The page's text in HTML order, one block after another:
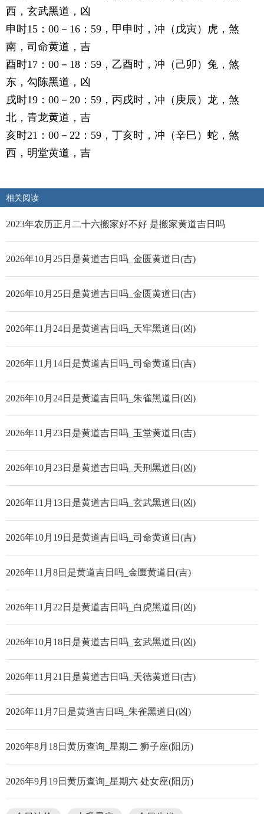
西，玄武黑道，凶
申时15：00－16：59，甲申时，冲（戊寅）虎，煞
南，司命黄道，吉
酉时17：00－18：59，乙酉时，冲（己卯）兔，煞
东，勾陈黑道，凶
戌时19：00－20：59，丙戌时，冲（庚辰）龙，煞
北，青龙黄道，吉
亥时21：00－22：59，丁亥时，冲（辛巳）蛇，煞
西，明堂黄道，吉
相关阅读
2023年农历正月二十六搬家好不好 是搬家黄道吉日吗
2026年10月25日是黄道吉日吗_金匮黄道日(吉)
2026年10月25日是黄道吉日吗_金匮黄道日(吉)
2026年11月24日是黄道吉日吗_天牢黑道日(凶)
2026年11月14日是黄道吉日吗_司命黄道日(吉)
2026年10月24日是黄道吉日吗_朱雀黑道日(凶)
2026年11月23日是黄道吉日吗_玉堂黄道日(吉)
2026年10月23日是黄道吉日吗_天刑黑道日(凶)
2026年11月13日是黄道吉日吗_玄武黑道日(凶)
2026年10月19日是黄道吉日吗_司命黄道日(吉)
2026年11月8日是黄道吉日吗_金匮黄道日(吉)
2026年11月22日是黄道吉日吗_白虎黑道日(凶)
2026年10月18日是黄道吉日吗_玄武黑道日(凶)
2026年11月21日是黄道吉日吗_天德黄道日(吉)
2026年11月7日是黄道吉日吗_朱雀黑道日(凶)
2026年8月18日黄历查询_星期二 狮子座(阳历)
2026年9月19日黄历查询_星期六 处女座(阳历)